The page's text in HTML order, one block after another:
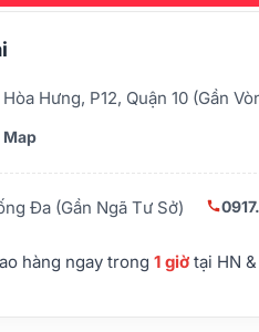
Hưng, P12, Quận 10 (Gần
Map
Đa (Gần Ngã Tư Sở)
hàng ngay trong 1 giờtại HN &